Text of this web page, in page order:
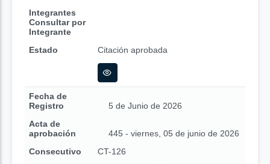
Integrantes
Consultar por
Integrante
Estado
Citación aprobada
Fecha de
Registro
5 de Junio de 2026
Acta de
aprobación
445 - viernes, 05 de junio de 2026
Consecutivo
CT-126